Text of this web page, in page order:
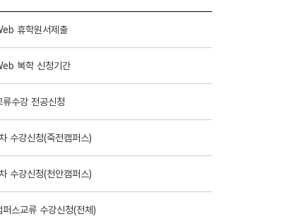
휴학원서제출
복학 신청기간
수강 전공신청
수강신청(죽전캠퍼스)
수강신청(천안캠퍼스)
스교류 수강신청(전체)